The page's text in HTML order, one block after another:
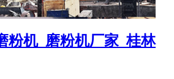
粉机_磨粉机厂家_桂林